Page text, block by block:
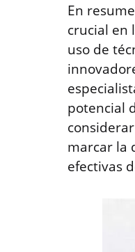
En
crucial en
uso de
potencial
marcar la
efectivas